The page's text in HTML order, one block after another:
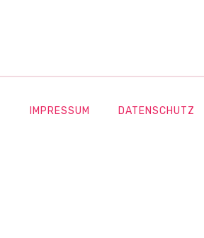
IMPRESSUM DATENSCHUTZ